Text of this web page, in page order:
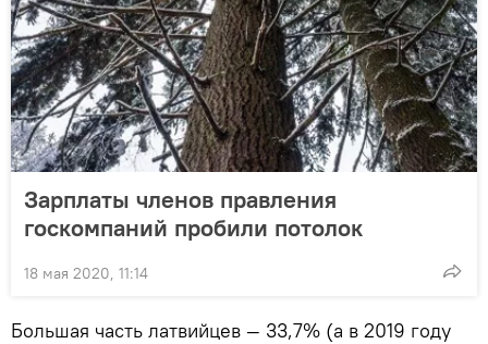
Зарплаты членов правления
госкомпаний пробили потолок
18 мая 2020, 11:14
Большая часть латвийцев — 33,7% (а в 2019 году